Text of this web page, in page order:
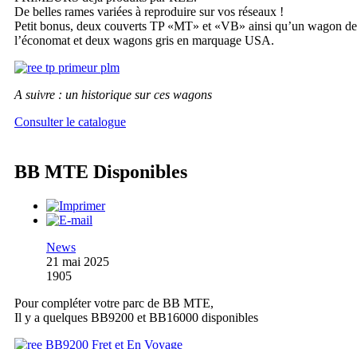
De belles rames variées à reproduire sur vos réseaux !
Petit bonus, deux couverts TP «MT» et «VB» ainsi qu’un wagon de
l’économat et deux wagons gris en marquage USA.
A suivre : un historique sur ces wagons
Consulter le catalogue
BB MTE Disponibles
News
21 mai 2025
1905
Pour compléter votre parc de BB MTE,
Il y a quelques BB9200 et BB16000 disponibles